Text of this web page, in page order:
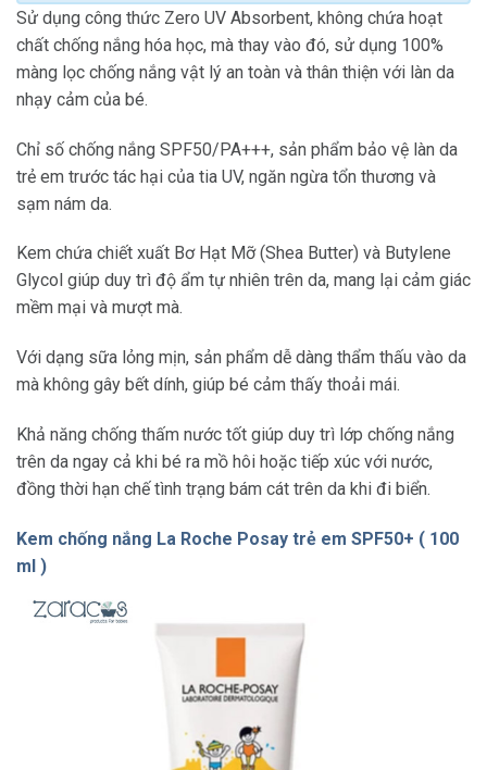
Sử dụng công thức Zero UV Absorbent, không chứa hoạt
chất chống nắng hóa học, mà thay vào đó, sử dụng 100%
màng lọc chống nắng vật lý an toàn và thân thiện với làn da
nhạy cảm của bé.
Chỉ số chống nắng SPF50/PA+++, sản phẩm bảo vệ làn da
trẻ em trước tác hại của tia UV, ngăn ngừa tổn thương và
sạm nám da.
Kem chứa chiết xuất Bơ Hạt Mỡ (Shea Butter) và Butylene
Glycol giúp duy trì độ ẩm tự nhiên trên da, mang lại cảm giác
mềm mại và mượt mà.
Với dạng sữa lỏng mịn, sản phẩm dễ dàng thẩm thấu vào da
mà không gây bết dính, giúp bé cảm thấy thoải mái.
Khả năng chống thấm nước tốt giúp duy trì lớp chống nắng
trên da ngay cả khi bé ra mồ hôi hoặc tiếp xúc với nước,
đồng thời hạn chế tình trạng bám cát trên da khi đi biển.
Kem chống nắng La Roche Posay trẻ em SPF50+ ( 100
ml )